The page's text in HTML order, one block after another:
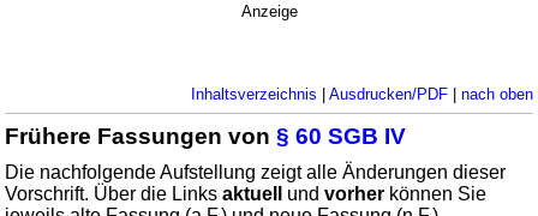
Anzeige
Inhaltsverzeichnis | Ausdrucken/PDF| nach oben
Frühere Fassungen von§ 60 SGB IV
Die nachfolgende Aufstellung zeigt alle Änderungen dieser
Vorschrift. Über die Linksaktuell undvorher können Sie